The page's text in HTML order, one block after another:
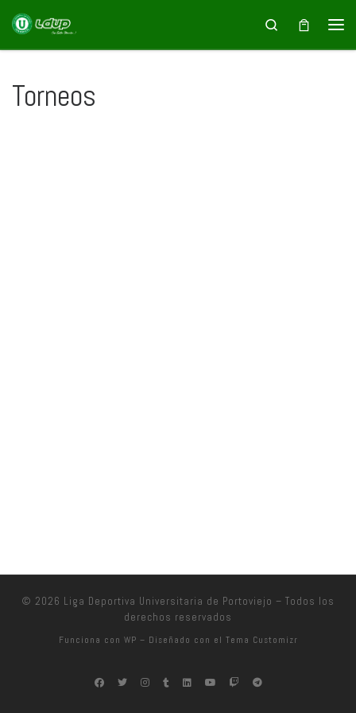
Saltar al contenido Search
Torneos
© 2026 Liga Deportiva Universitaria de Portoviejo – Todos los
derechos reservados
Funciona con WP – Diseñado con el Tema Customizr